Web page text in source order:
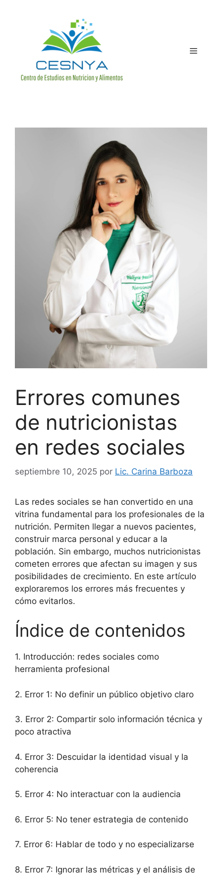
Errores comunes
de nutricionistas
en redes sociales
septiembre 10, 2025 por Lic. Carina Barboza
Las redes sociales se han convertido en una
vitrina fundamental para los profesionales de la
nutrición. Permiten llegar a nuevos pacientes,
construir marca personal y educar a la
población. Sin embargo, muchos nutricionistas
cometen errores que afectan su imagen y sus
posibilidades de crecimiento. En este artículo
exploraremos los errores más frecuentes y
cómo evitarlos.
Índice de contenidos
1. Introducción: redes sociales como
herramienta profesional
2. Error 1: No definir un público objetivo claro
3. Error 2: Compartir solo información técnica y
poco atractiva
4. Error 3: Descuidar la identidad visual y la
coherencia
5. Error 4: No interactuar con la audiencia
6. Error 5: No tener estrategia de contenido
7. Error 6: Hablar de todo y no especializarse
8. Error 7: Ignorar las métricas y el análisis de